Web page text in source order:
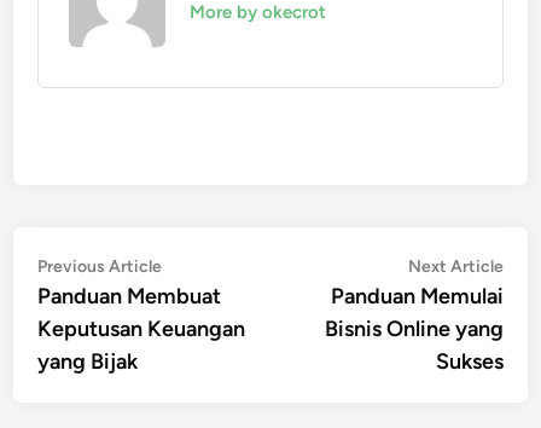
More by okecrot
Post
navigation
Previous ArticlePrevious
article:
Panduan Membuat
Keputusan Keuangan
yang Bijak
Next Article
Panduan Memulai
Bisnis Online yang
Sukses